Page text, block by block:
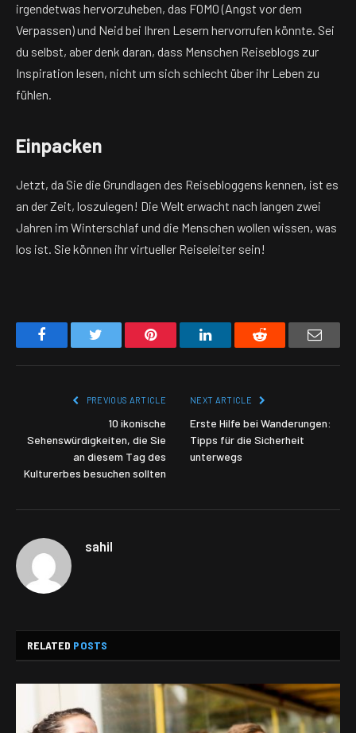
irgendetwas hervorzuheben, das FOMO (Angst vor dem
Verpassen) und Neid bei Ihren Lesern hervorrufen könnte. Sei
du selbst, aber denk daran, dass Menschen Reiseblogs zur
Inspiration lesen, nicht um sich schlecht über ihr Leben zu
fühlen.
Einpacken
Jetzt, da Sie die Grundlagen des Reisebloggens kennen, ist es
an der Zeit, loszulegen! Die Welt erwacht nach langen zwei
Jahren im Winterschlaf und die Menschen wollen wissen, was
los ist. Sie können ihr virtueller Reiseleiter sein!
Facebook Pinterest LinkedIn Reddit Email
PREVIOUS ARTICLE
10 ikonische
Sehenswürdigkeiten, die Sie
an diesem Tag des
Kulturerbes besuchen sollten
NEXT ARTICLE
Erste Hilfe bei Wanderungen:
Tipps für die Sicherheit
unterwegs
sahil
RELATED POSTS